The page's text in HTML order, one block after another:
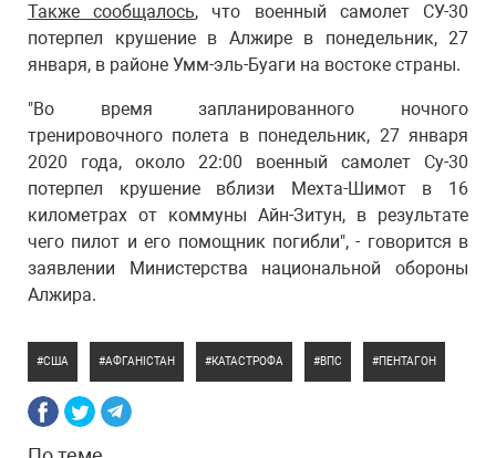
Также сообщалось, что военный самолет СУ-30
потерпел крушение в Алжире в понедельник, 27
января, в районе Умм-эль-Буаги на востоке страны.
"Во время запланированного ночного
тренировочного полета в понедельник, 27 января
2020 года, около 22:00 военный самолет Су-30
потерпел крушение вблизи Мехта-Шимот в 16
километрах от коммуны Айн-Зитун, в результате
чего пилот и его помощник погибли", - говорится в
заявлении Министерства национальной обороны
Алжира.
США АФГАНІСТАН КАТАСТРОФА ВПС ПЕНТАГОН